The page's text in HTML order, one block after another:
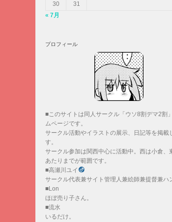
30
31
« 7月
プロフィール
■このサイトは同人サークル「ウソ8割デマ2割
ムページです。
サークル活動やイラストの展示、日記等を掲載
す。
サークル参加は関西中心に活動中。西は小倉、
あたりまでが範囲です。
■高瀬川ユイ
サークル代表兼サイト管理人兼絵師兼提督兼ハ
■Lon
ほぼ売り子さん。
■流水
いるだけ。